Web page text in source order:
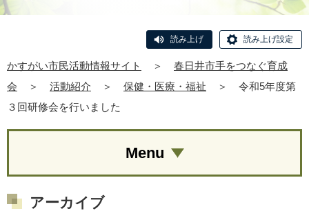
読み上げ 読み上げ設定
かすがい市民活動情報サイト ＞
春日井市手をつなぐ育成
会
＞ 活動紹介 ＞ 保健・医療・福祉 ＞
令和5年度第
３回研修会を行いました
Menu
アーカイブ